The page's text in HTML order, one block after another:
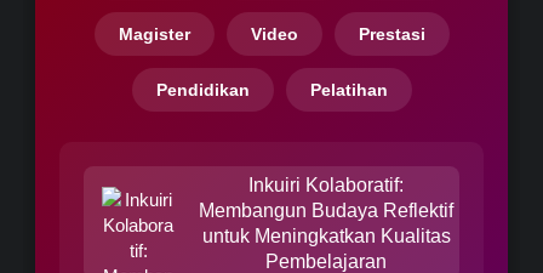
Magister Video Prestasi
Pendidikan Pelatihan
Inkuiri Kolaboratif:
Membangun Budaya Reflektif
untuk Meningkatkan Kualitas
Pembelajaran